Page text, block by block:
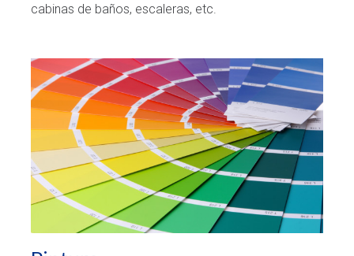
cabinas de baños, escaleras, etc.